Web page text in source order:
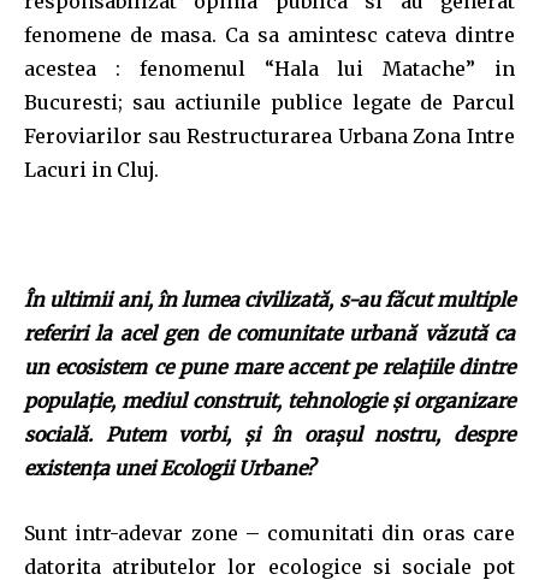
fenomene de masa. Ca sa amintesc cateva dintre
acestea : fenomenul “Hala lui Matache” in
Bucuresti; sau actiunile publice legate de Parcul
Feroviarilor sau Restructurarea Urbana Zona Intre
Lacuri in Cluj.
În ultimii ani, în lumea civilizată, s-au făcut multiple
referiri la acel gen de comunitate urbană văzută ca
un ecosistem ce pune mare accent pe relaţiile dintre
populaţie, mediul construit, tehnologie şi organizare
socială. Putem vorbi, şi în oraşul nostru, despre
existenţa unei Ecologii Urbane?
Sunt intr-adevar zone – comunitati din oras care
datorita atributelor lor ecologice si sociale pot